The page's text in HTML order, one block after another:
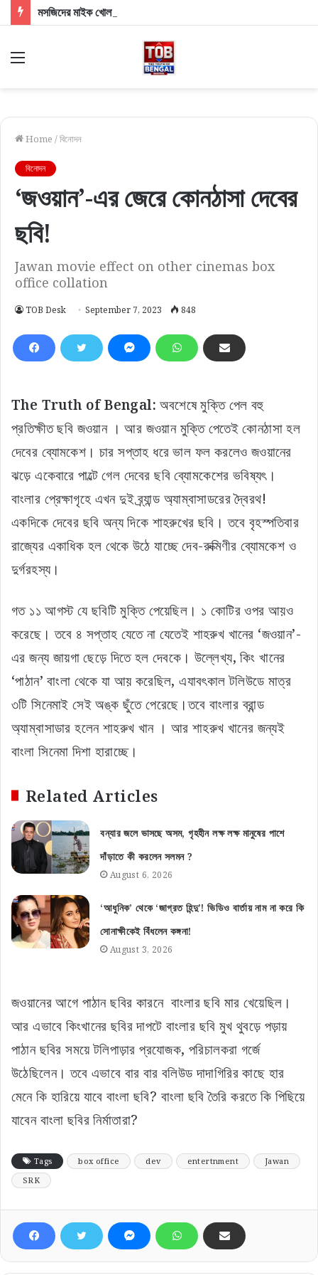
Menu
Home /বিনোদন
বিনোদন
‘জওয়ান’-এর জেরে কোনঠাসা দেবের
ছবি!
Jawan movie effect on other cinemas box
office collation
TOB Desk September 7, 2023 848
The Truth of Bengal: অবশেষে মুক্তি পেল বহু
প্রতিক্ষীত ছবি জওয়ান । আর জওয়ান মুক্তি পেতেই কোনঠাসা হল
দেবের ব্যোমকেশ। চার সপ্তাহ ধরে ভাল ফল করলেও জওয়ানের
ঝড়ে একেবারে পাল্টে গেল দেবের ছবি ব্যোমকেশের ভবিষ্যৎ।
বাংলার প্রেক্ষাগৃহে এখন দুই ব্র্যান্ড অ্যাম্বাসাডরের দ্বৈরথ!
একদিকে দেবের ছবি অন্য দিকে শাহরুখের ছবি। তবে বৃহস্পতিবার
রাজ্যের একাধিক হল থেকে উঠে যাচ্ছে দেব-রুক্মিণীর ব্যোমকেশ ও
দুর্গরহস্য।
গত ১১ আগস্ট যে ছবিটি মুক্তি পেয়েছিল। ১ কোটির ওপর আয়ও
করেছে। তবে ৪ সপ্তাহ যেতে না যেতেই শাহরুখ খানের ‘জওয়ান’-
এর জন্য জায়গা ছেড়ে দিতে হল দেবকে। উল্লেখ্য, কিং খানের
‘পাঠান’ বাংলা থেকে যা আয় করেছিল, এযাবৎকাল টলিউডে মাত্র
৩টি সিনেমাই সেই অঙ্ক ছুঁতে পেরেছে।তবে বাংলার ব্রান্ড
অ্যাম্বাসাডার হলেন শাহরুখ খান । আর শাহরুখ খানের জন্যই
বাংলা সিনেমা দিশা হারাচ্ছে।
Related Articles
বন্যার জলে ভাসছে অসম, গৃহহীন লক্ষ লক্ষ মানুষের পাশে
দাঁড়াতে কী করলেন সলমন ?
August 6, 2026
‘আধুনিক’ থেকে ‘জাগ্রত হিন্দু’! ভিডিও বার্তায় নাম না করে কি
সোনাক্ষীকেই বিঁধলেন কঙ্গনা!
August 3, 2026
জওয়ানের আগে পাঠান ছবির কারনে বাংলার ছবি মার খেয়েছিল।
আর এভাবে কিংখানের ছবির দাপটে বাংলার ছবি মুখ থুবড়ে পড়ায়
পাঠান ছবির সময়ে টলিপাড়ার প্রযোজক, পরিচালকরা গর্জে
উঠেছিলেন। তবে এভাবে বার বার বলিউড দাদাগিরির কাছে হার
মেনে কি হারিয়ে যাবে বাংলা ছবি? বাংলা ছবি তৈরি করতে কি পিছিয়ে
যাবেন বাংলা ছবির নির্মাতারা?
Tags box office dev entertnment
Jawan
SRK